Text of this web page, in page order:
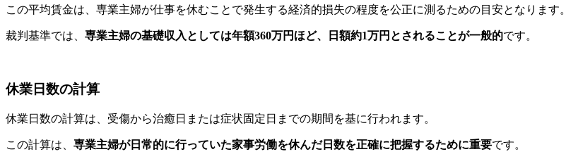
この平均賃金は、専業主婦が仕事を休むことで発生する経済的損失の程度を公正に測るための目安となります。
裁判基準では、 専業主婦の基礎収入としては年額360万円ほど、日額約1万円とされることが一般的です。
休業日数の計算
休業日数の計算は、受傷から治癒日または症状固定日までの期間を基に行われます。
この計算は、 専業主婦が日常的に行っていた家事労働を休んだ日数を正確に把握するために重要です。